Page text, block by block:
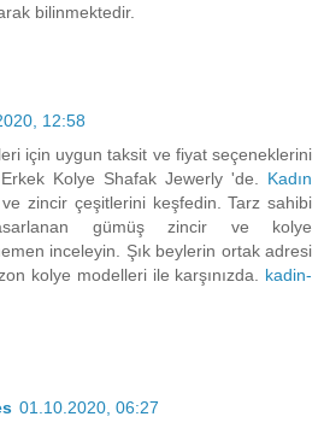
bilinmektedir.
12:58
için uygun taksit ve fiyat seçeneklerini
Erkek Kolye Shafak Jewerly 'de. Kadın
zincir çeşitlerini keşfedin. Tarz sahibi
gümüş zincir ve kolye
inceleyin. Şık beylerin ortak adresi
kolye modelleri ile karşınızda. kadin-
01.10.2020, 06:27